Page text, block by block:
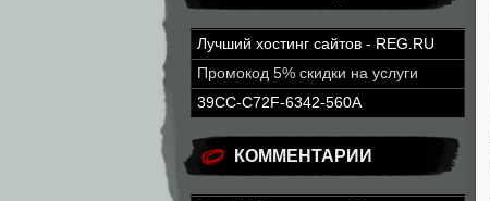
Лучший хостинг сайтов - REG.RU
Промокод 5% скидки на услуги
39CC-C72F-6342-560A
КОММЕНТАРИИ